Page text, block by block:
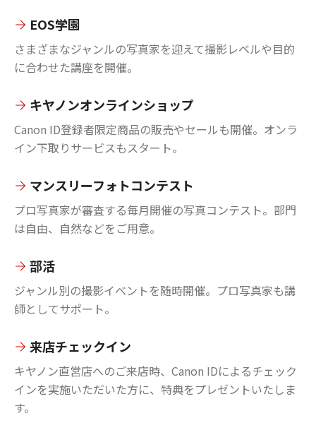
EOS学園
さまざまなジャンルの写真家を迎えて撮影レベルや目的
に合わせた講座を開催。
キヤノンオンラインショップ
Canon ID登録者限定商品の販売やセールも開催。オンラ
イン下取りサービスもスタート。
マンスリーフォトコンテスト
プロ写真家が審査する毎月開催の写真コンテスト。部門
は自由、自然などをご用意。
部活
ジャンル別の撮影イベントを随時開催。プロ写真家も講
師としてサポート。
来店チェックイン
キヤノン直営店へのご来店時、Canon IDによるチェック
インを実施いただいた方に、特典をプレゼントいたしま
す。